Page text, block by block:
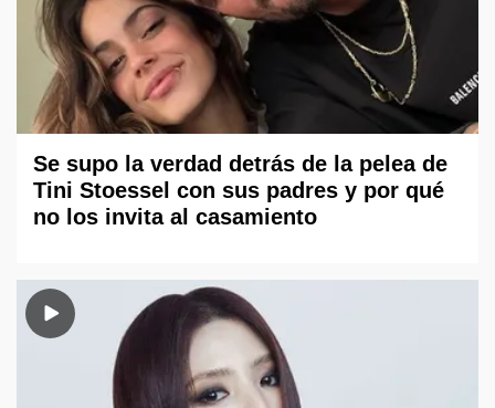
Se supo la verdad detrás de la pelea de
Tini Stoessel con sus padres y por qué
no los invita al casamiento